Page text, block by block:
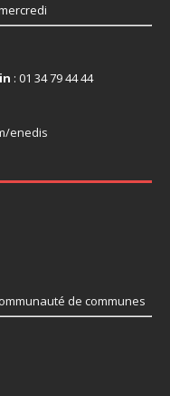
: 01 34 79 44 44
enedis
de communes